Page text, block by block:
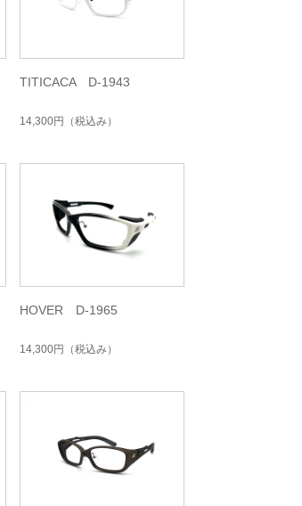
TITICACA D-1943
14,300円 （税込み）
HOVER D-1965
14,300円 （税込み）